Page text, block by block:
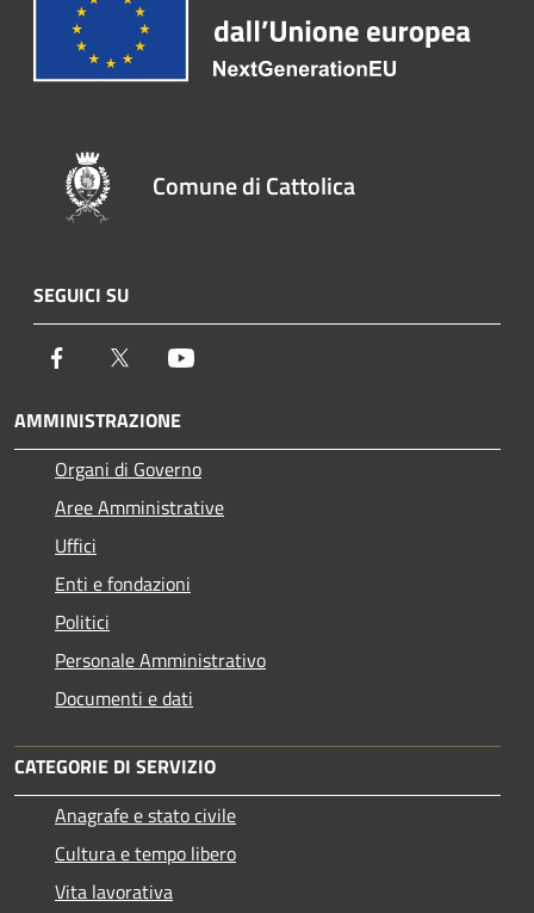
Comune di Cattolica
SEGUICI SU
Facebook Twitter
AMMINISTRAZIONE
Organi di Governo
Aree Amministrative
Uffici
Enti e fondazioni
Politici
Personale Amministrativo
Documenti e dati
CATEGORIE DI SERVIZIO
Anagrafe e stato civile
Cultura e tempo libero
Vita lavorativa